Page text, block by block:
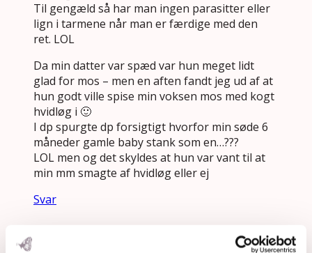
Til gengæld så har man ingen parasitter eller
lign i tarmene når man er færdige med den
ret. LOL
Da min datter var spæd var hun meget lidt
glad for mos – men en aften fandt jeg ud af at
hun godt ville spise min voksen mos med kogt
hvidløg i 🙂
I dp spurgte dp forsigtigt hvorfor min søde 6
måneder gamle baby stank som en…???
LOL men og det skyldes at hun var vant til at
min mm smagte af hvidløg eller ej
Svar